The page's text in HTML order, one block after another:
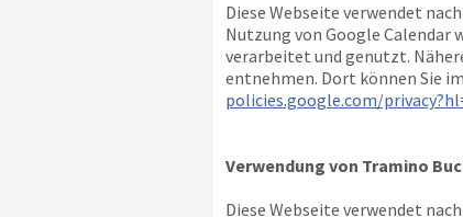
Diese Webseite verwendet
Nutzung von Google Calendar
verarbeitet und genutzt.
entnehmen. Dort können Sie
policies.google.com/
Verwendung von Tramino
Diese Webseite verwendet